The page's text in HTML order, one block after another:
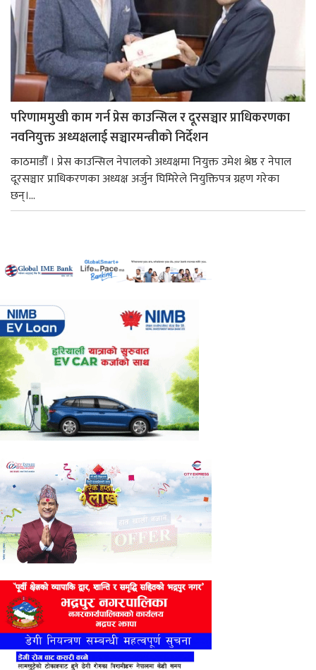
परिणाममुखी काम गर्न प्रेस काउन्सिल र दूरसञ्चार प्राधिकरणका
नवनियुक्त अध्यक्षलाई सञ्चारमन्त्रीको निर्देशन
काठमाडौँ । प्रेस काउन्सिल नेपालको अध्यक्षमा नियुक्त उमेश श्रेष्ठ र नेपाल
दूरसञ्चार प्राधिकरणका अध्यक्ष अर्जुन घिमिरेले नियुक्तिपत्र ग्रहण गरेका
छन्।...